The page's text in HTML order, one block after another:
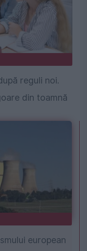
reguli noi.
din toamnă
european